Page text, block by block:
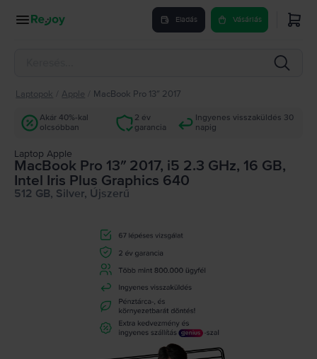
Eladás Vásárlás
Laptopok Apple MacBook Pro 13″ 2017
Akár 40%-kal
olcsóbban
2 év
garancia
Ingyenes visszaküldés 30
napig
Laptop Apple
MacBook Pro 13″ 2017, i5 2.3 GHz, 16 GB,
Intel Iris Plus Graphics 640
512 GB, Silver, Újszerű